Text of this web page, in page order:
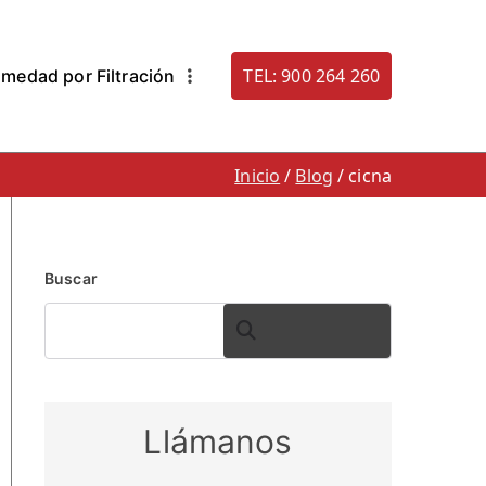
900 264 260
Humestop
por Filtración TEL: 900 264 260
Inicio Blog cicna
Buscar
BUSCAR
Llámanos